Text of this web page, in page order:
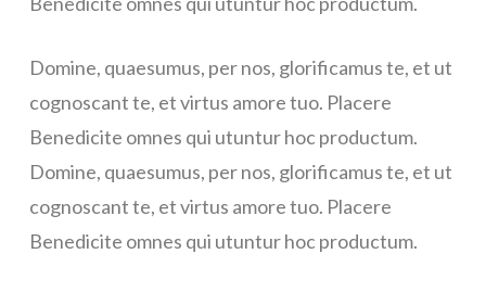
Domine, quaesumus, per nos, glorificamus te, et ut
cognoscant te, et virtus amore tuo. Placere
Benedicite omnes qui utuntur hoc productum.
Domine, quaesumus, per nos, glorificamus te, et ut
cognoscant te, et virtus amore tuo. Placere
Benedicite omnes qui utuntur hoc productum.